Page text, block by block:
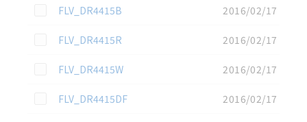
この資料を選択
FLV_DR4415B
2016/02/17
この資料を選択
FLV_DR4415R
2016/02/17
この資料を選択
FLV_DR4415W
2016/02/17
この資料を選択
FLV_DR4415DF
2016/02/17